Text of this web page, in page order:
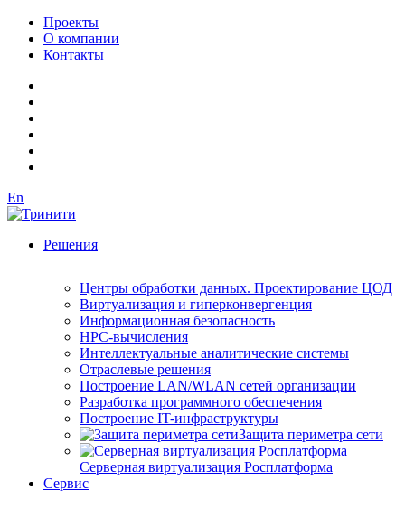
Проекты
О компании
Контакты
En
Решения
Центры обработки данных. Проектирование ЦОД
Виртуализация и гиперконвергенция
Информационная безопасность
HPC-вычисления
Интеллектуальные аналитические системы
Отраслевые решения
Построение LAN/WLAN сетей организации
Разработка программного обеспечения
Построение IT-инфраструктуры
Защита периметра сети
Серверная виртуализация Росплатформа
Сервис